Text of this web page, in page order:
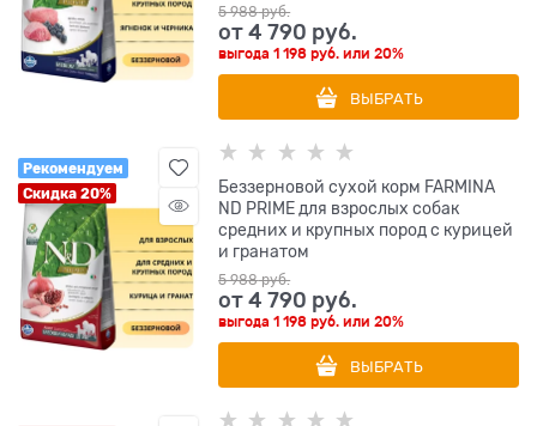
5 988 руб.
от4 790 руб.
выгода1 198 руб. или20%
ВЫБРАТЬ
Рекомендуем
Скидка 20%
Беззерновой cухой корм FARMINA
ND PRIME для взрослых собак
средних и крупных пород с курицей
и гранатом
5 988 руб.
от4 790 руб.
выгода1 198 руб. или20%
ВЫБРАТЬ